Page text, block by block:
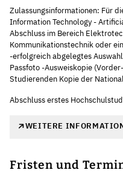
Zulassungsinformationen: Für
Information Technology -
Abschluss im Bereich
Kommunikationstechnik oder
-erfolgreich abgelegtes
Passfoto -Ausweiskopie
Studierenden Kopie der
Abschluss erstes
WEITERE
Fristen und